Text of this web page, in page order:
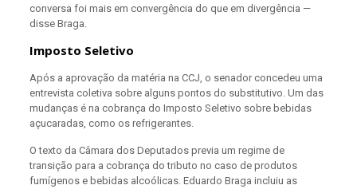
conversa foi mais em convergência do que em divergência —
disse Braga.
Imposto Seletivo
Após a aprovação da matéria na CCJ, o senador concedeu uma
entrevista coletiva sobre alguns pontos do substitutivo. Um das
mudanças é na cobrança do Imposto Seletivo sobre bebidas
açucaradas, como os refrigerantes.
O texto da Câmara dos Deputados previa um regime de
transição para a cobrança do tributo no caso de produtos
fumígenos e bebidas alcoólicas. Eduardo Braga incluiu as